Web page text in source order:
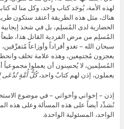
لهذه الأمة، يُوجَد كتاب واحد، وكل منا
هناك، مثل هذه الطريقة أعتقد ستكون
الحضارية لدى المُسلِم، بل في شحذ
المُسلِم من مرض الفردية القاتل هذا،
سبحان الله – تغدو أفراداً وأوزاعاً
يعجزون مُجتمِعين، وهذه علامة تخلف
المُسلِمين، لا يُحسِنون أن يعملوا مجموعياً
يعملون، إذن لهم كتابٌ واحد،كُلُّ أُمَّةٍ تُدْعَى
إذن – إخواني وأخواتي – في موضوع
نُشدِّد أيضاً على هذه المسألة وعلى هذه
الواحد، المسئولية الواحدة.